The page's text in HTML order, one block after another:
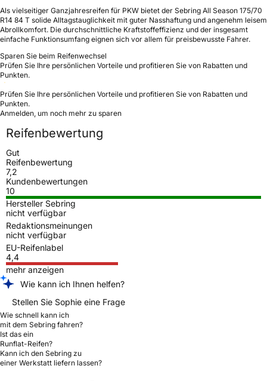
Als vielseitiger Ganzjahresreifen für PKW bietet der Sebring All Season 175/70
R14 84 T solide Alltagstauglichkeit mit guter Nasshaftung und angenehm leisem
Abrollkomfort. Die durchschnittliche Kraftstoffeffizienz und der insgesamt
einfache Funktionsumfang eignen sich vor allem für preisbewusste Fahrer.
Sparen Sie beim Reifenwechsel
Prüfen Sie Ihre persönlichen Vorteile und profitieren Sie von Rabatten und
Punkten.
Prüfen Sie Ihre persönlichen Vorteile und profitieren Sie von Rabatten und
Punkten.
Anmelden, um noch mehr zu sparen
Reifenbewertung
Gut
Reifenbewertung
7,2
Kundenbewertungen
10
Hersteller Sebring
nicht verfügbar
Redaktionsmeinungen
nicht verfügbar
EU-Reifenlabel
4,4
mehr anzeigen
Wie kann ich Ihnen helfen?
Stellen Sie Sophie eine Frage
Wie schnell kann ich
mit dem Sebring fahren?
Ist das ein
Runflat-Reifen?
Kann ich den Sebring zu
einer Werkstatt liefern lassen?